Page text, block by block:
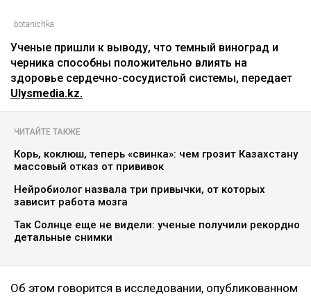
botanichka
Ученые пришли к выводу, что темный виноград и
черника способны положительно влиять на
здоровье сердечно-сосудистой системы, передает
Ulysmedia.kz.
ЧИТАЙТЕ ТАКЖЕ
Корь, коклюш, теперь «свинка»: чем грозит Казахстану
массовый отказ от прививок
Нейробиолог назвала три привычки, от которых
зависит работа мозга
Так Солнце еще не видели: ученые получили рекордно
детальные снимки
Об этом говорится в исследовании, опубликованном